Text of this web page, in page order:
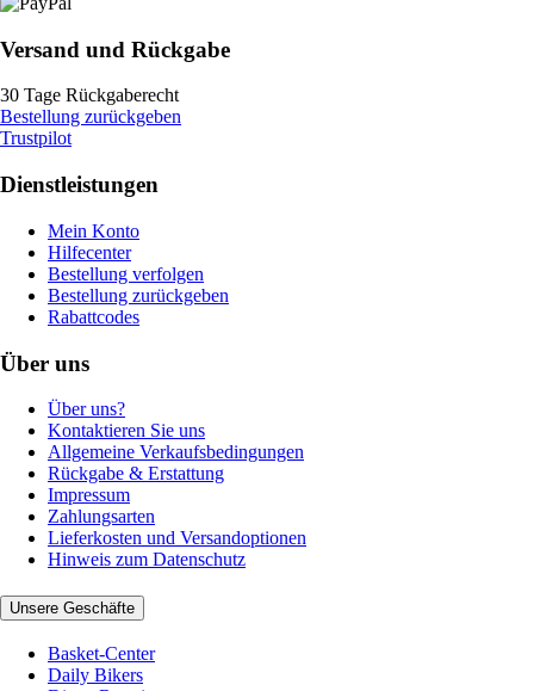
Versand und Rückgabe
30 Tage Rückgaberecht
Bestellung zurückgeben
Trustpilot
Dienstleistungen
Mein Konto
Hilfecenter
Bestellung verfolgen
Bestellung zurückgeben
Rabattcodes
Über uns
Über uns?
Kontaktieren Sie uns
Allgemeine Verkaufsbedingungen
Rückgabe & Erstattung
Impressum
Zahlungsarten
Lieferkosten und Versandoptionen
Hinweis zum Datenschutz
Unsere Geschäfte
Basket-Center
Daily Bikers